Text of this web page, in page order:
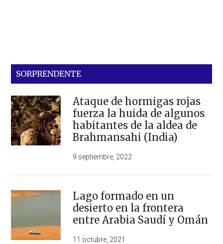
SORPRENDENTE
Ataque de hormigas rojas
fuerza la huida de algunos
habitantes de la aldea de
Brahmansahi (India)
9 septiembre, 2022
Lago formado en un
desierto en la frontera
entre Arabia Saudí y Omán
11 octubre, 2021